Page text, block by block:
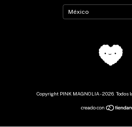
Copyright PINK MAGNOLIA - 2026. Todos